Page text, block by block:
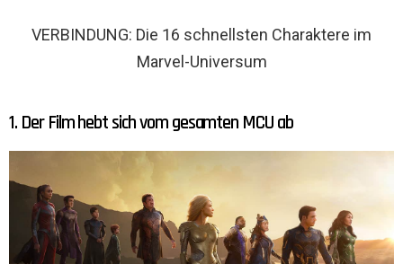
VERBINDUNG: Die 16 schnellsten Charaktere im
Marvel-Universum
1. Der Film hebt sich vom gesamten MCU ab